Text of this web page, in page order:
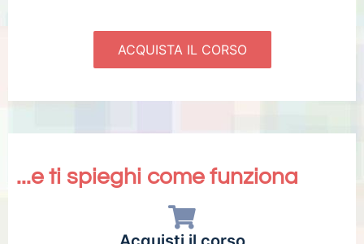
ACQUISTA IL CORSO
...e ti spieghi come funziona